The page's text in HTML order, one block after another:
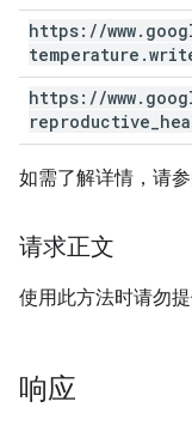
https: //www.
temperature .
https: //www.
reproductive
如需了解详情，请
请求正文
使用此方法时请勿提
响应